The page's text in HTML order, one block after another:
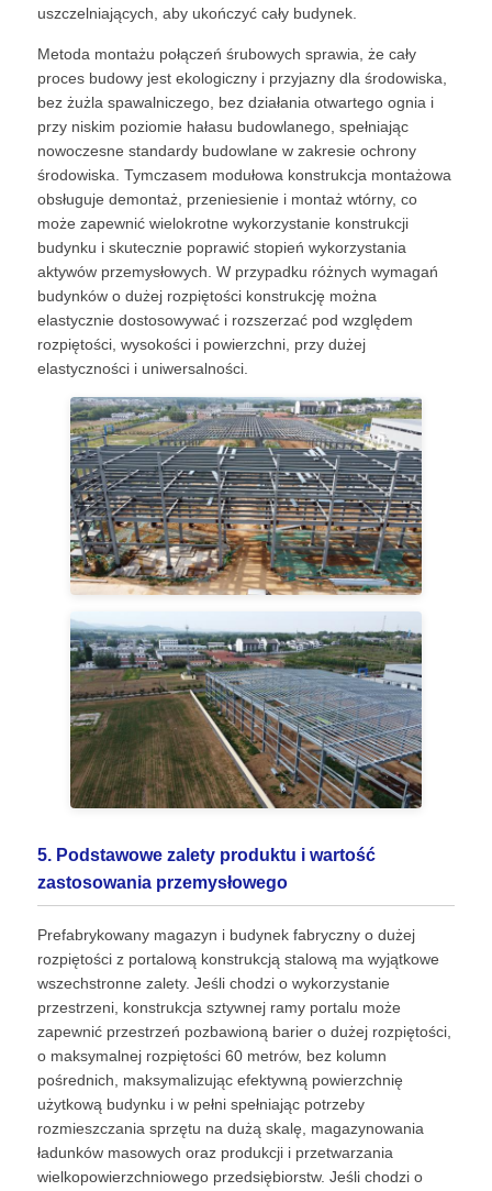
uszczelniających, aby ukończyć cały budynek.
Metoda montażu połączeń śrubowych sprawia, że ​​cały
proces budowy jest ekologiczny i przyjazny dla środowiska,
bez żużla spawalniczego, bez działania otwartego ognia i
przy niskim poziomie hałasu budowlanego, spełniając
nowoczesne standardy budowlane w zakresie ochrony
środowiska. Tymczasem modułowa konstrukcja montażowa
obsługuje demontaż, przeniesienie i montaż wtórny, co
może zapewnić wielokrotne wykorzystanie konstrukcji
budynku i skutecznie poprawić stopień wykorzystania
aktywów przemysłowych. W przypadku różnych wymagań
budynków o dużej rozpiętości konstrukcję można
elastycznie dostosowywać i rozszerzać pod względem
rozpiętości, wysokości i powierzchni, przy dużej
elastyczności i uniwersalności.
5. Podstawowe zalety produktu i wartość
zastosowania przemysłowego
Prefabrykowany magazyn i budynek fabryczny o dużej
rozpiętości z portalową konstrukcją stalową ma wyjątkowe
wszechstronne zalety. Jeśli chodzi o wykorzystanie
przestrzeni, konstrukcja sztywnej ramy portalu może
zapewnić przestrzeń pozbawioną barier o dużej rozpiętości,
o maksymalnej rozpiętości 60 metrów, bez kolumn
pośrednich, maksymalizując efektywną powierzchnię
użytkową budynku i w pełni spełniając potrzeby
rozmieszczania sprzętu na dużą skalę, magazynowania
ładunków masowych oraz produkcji i przetwarzania
wielkopowierzchniowego przedsiębiorstw. Jeśli chodzi o